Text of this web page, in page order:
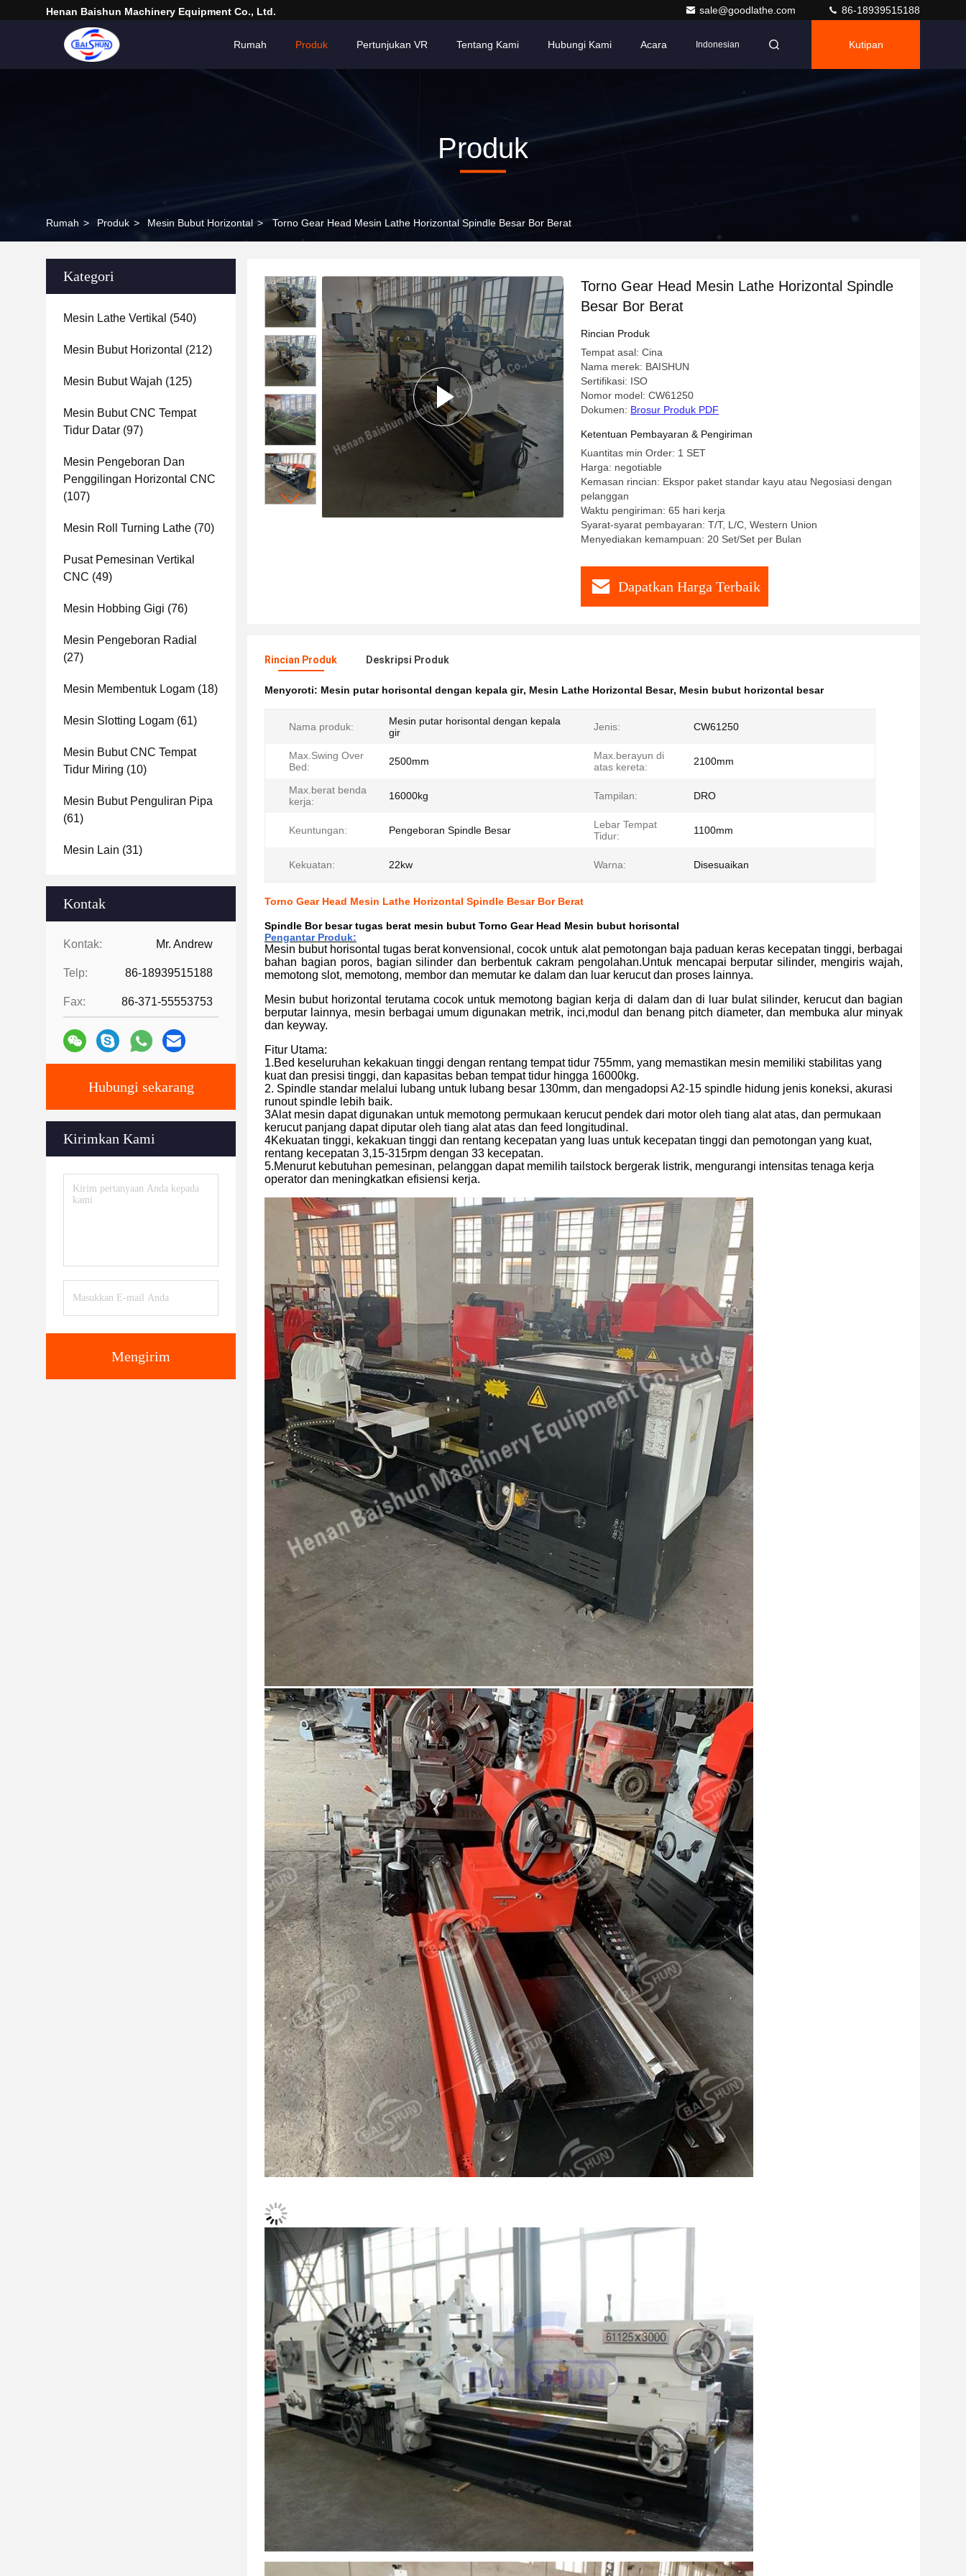
Henan Baishun Machinery Equipment Co., Ltd. sale@goodlathe.com 86-18939515188
Rumah Produk Pertunjukan VR Tentang Kami Hubungi Kami Acara Indonesian Kutipan
Produk
Rumah > Produk > Mesin Bubut Horizontal > Torno Gear Head Mesin Lathe Horizontal Spindle Besar Bor Berat
Kategori
Mesin Lathe Vertikal (540)
Mesin Bubut Horizontal (212)
Mesin Bubut Wajah (125)
Mesin Bubut CNC Tempat
Tidur Datar (97)
Mesin Pengeboran Dan
Penggilingan Horizontal CNC
(107)
Mesin Roll Turning Lathe (70)
Pusat Pemesinan Vertikal
CNC (49)
Mesin Hobbing Gigi (76)
Mesin Pengeboran Radial
(27)
Mesin Membentuk Logam (18)
Mesin Slotting Logam (61)
Mesin Bubut CNC Tempat
Tidur Miring (10)
Mesin Bubut Penguliran Pipa
(61)
Mesin Lain (31)
Kontak
Kontak: Mr. Andrew
Telp: 86-18939515188
Fax: 86-371-55553753
Hubungi sekarang
Kirimkan Kami
Mengirim
Torno Gear Head Mesin Lathe Horizontal Spindle
Besar Bor Berat
Rincian Produk
Tempat asal: Cina
Nama merek: BAISHUN
Sertifikasi: ISO
Nomor model: CW61250
Dokumen: Brosur Produk PDF
Ketentuan Pembayaran & Pengiriman
Kuantitas min Order: 1 SET
Harga: negotiable
Kemasan rincian: Ekspor paket standar kayu atau Negosiasi dengan
pelanggan
Waktu pengiriman: 65 hari kerja
Syarat-syarat pembayaran: T/T, L/C, Western Union
Menyediakan kemampuan: 20 Set/Set per Bulan
Dapatkan Harga Terbaik
Rincian Produk Deskripsi Produk
Menyoroti: Mesin putar horisontal dengan kepala gir, Mesin Lathe Horizontal Besar, Mesin bubut horizontal besar
Nama produk:
Mesin putar horisontal dengan kepala
gir
Jenis: CW61250
Max.Swing Over
Bed:
2500mm
Max.berayun di
atas kereta:
2100mm
Max.berat benda
kerja:
16000kg Tampilan: DRO
Keuntungan: Pengeboran Spindle Besar
Lebar Tempat
Tidur:
1100mm
Kekuatan: 22kw Warna: Disesuaikan
Torno Gear Head Mesin Lathe Horizontal Spindle Besar Bor Berat
Spindle Bor besar tugas berat mesin bubut Torno Gear Head Mesin bubut horisontal
Pengantar Produk:
Mesin bubut horisontal tugas berat konvensional, cocok untuk alat pemotongan baja paduan keras kecepatan tinggi, berbagai
bahan bagian poros, bagian silinder dan berbentuk cakram pengolahan.Untuk mencapai berputar silinder, mengiris wajah,
memotong slot, memotong, membor dan memutar ke dalam dan luar kerucut dan proses lainnya.
Mesin bubut horizontal terutama cocok untuk memotong bagian kerja di dalam dan di luar bulat silinder, kerucut dan bagian
berputar lainnya, mesin berbagai umum digunakan metrik, inci,modul dan benang pitch diameter, dan membuka alur minyak
dan keyway.
Fitur Utama:
1.Bed keseluruhan kekakuan tinggi dengan rentang tempat tidur 755mm, yang memastikan mesin memiliki stabilitas yang
kuat dan presisi tinggi, dan kapasitas beban tempat tidur hingga 16000kg.
2. Spindle standar melalui lubang untuk lubang besar 130mm, dan mengadopsi A2-15 spindle hidung jenis koneksi, akurasi
runout spindle lebih baik.
3Alat mesin dapat digunakan untuk memotong permukaan kerucut pendek dari motor oleh tiang alat atas, dan permukaan
kerucut panjang dapat diputar oleh tiang alat atas dan feed longitudinal.
4Kekuatan tinggi, kekakuan tinggi dan rentang kecepatan yang luas untuk kecepatan tinggi dan pemotongan yang kuat,
rentang kecepatan 3,15-315rpm dengan 33 kecepatan.
5.Menurut kebutuhan pemesinan, pelanggan dapat memilih tailstock bergerak listrik, mengurangi intensitas tenaga kerja
operator dan meningkatkan efisiensi kerja.